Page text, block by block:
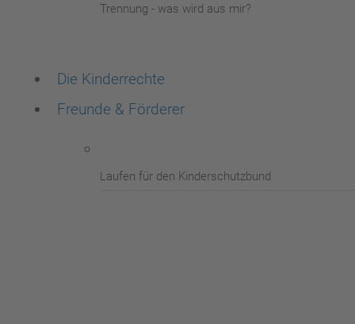
Trennung - was wird aus mir?
Die Kinderrechte
Freunde & Förderer
Laufen für den Kinderschutzbund